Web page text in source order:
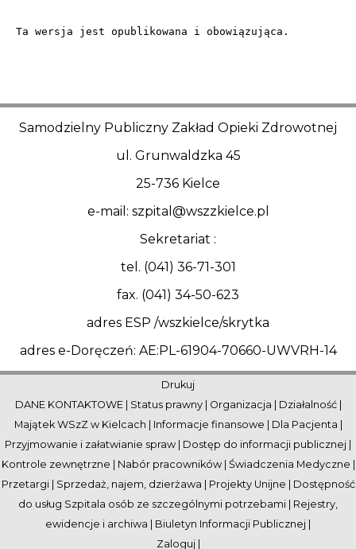
Ta wersja jest opublikowana i obowiązująca.
Samodzielny Publiczny Zakład Opieki Zdrowotnej
ul. Grunwaldzka 45
25-736 Kielce
e-mail: szpital@wszzkielce.pl
Sekretariat :
tel. (041) 36-71-301
fax. (041) 34-50-623
adres ESP /wszkielce/skrytka
adres e-Doręczeń: AE:PL-61904-70660-UWVRH-14
Drukuj
DANE KONTAKTOWE| Status prawny| Organizacja Działalność|
Majątek WSzZ w Kielcach
Informacje finansowe Dla Pacjenta
Przyjmowanie i załatwianie spraw
Dostęp do informacji publicznej
Kontrole zewnętrzne
Nabór pracowników| Świadczenia Medyczne
Przetargi| Sprzedaż, najem, dzierżawa Projekty Unijne
Dostępność
do usług Szpitala osób ze szczególnymi potrzebami
Rejestry,
ewidencje i archiwa
Biuletyn Informacji Publicznej
Zaloguj|